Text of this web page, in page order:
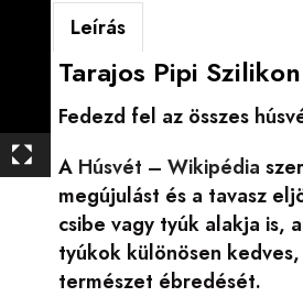
Leírás
Tarajos Pipi
Fedezd fel az összes
A Húsvét – Wikipédia
megújulást és a tavasz
csibe vagy tyúk alakja is,
tyúkok különösen
természet ébredését.